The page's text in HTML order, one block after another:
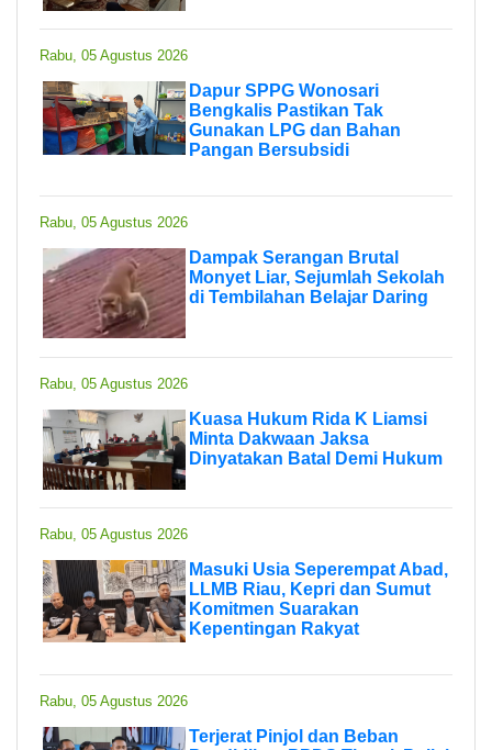
Rabu, 05 Agustus 2026
Dapur SPPG Wonosari
Bengkalis Pastikan Tak
Gunakan LPG dan Bahan
Pangan Bersubsidi
Rabu, 05 Agustus 2026
Dampak Serangan Brutal
Monyet Liar, Sejumlah Sekolah
di Tembilahan Belajar Daring
Rabu, 05 Agustus 2026
Kuasa Hukum Rida K Liamsi
Minta Dakwaan Jaksa
Dinyatakan Batal Demi Hukum
Rabu, 05 Agustus 2026
Masuki Usia Seperempat Abad,
LLMB Riau, Kepri dan Sumut
Komitmen Suarakan
Kepentingan Rakyat
Rabu, 05 Agustus 2026
Terjerat Pinjol dan Beban